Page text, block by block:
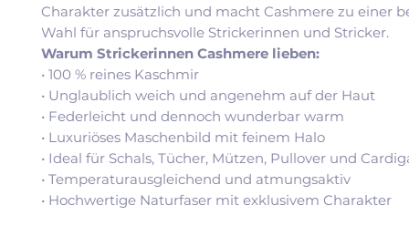
Charakter zusätzlich und macht Cashmere zu einer
Wahl für anspruchsvolle Strickerinnen und Stricker.
Warum Strickerinnen Cashmere lieben:
• 100 % reines Kaschmir
• Unglaublich weich und angenehm auf der Haut
• Federleicht und dennoch wunderbar warm
• Luxuriöses Maschenbild mit feinem Halo
• Ideal für Schals, Tücher, Mützen, Pullover und
• Temperaturausgleichend und atmungsaktiv
• Hochwertige Naturfaser mit exklusivem Charakter